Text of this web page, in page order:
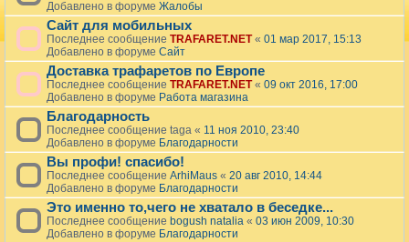
Добавлено в форуме Жалобы
Сайт для мобильных
Последнее сообщение TRAFARET.NET« 01 мар 2017, 15:13
Добавлено в форуме Сайт
Доставка трафаретов по Европе
Последнее сообщение TRAFARET.NET« 09 окт 2016, 17:00
Добавлено в форуме Работа магазина
Благодарность
Последнее сообщение taga « 11 ноя 2010, 23:40
Добавлено в форуме Благодарности
Вы профи! спасибо!
Последнее сообщение ArhiMaus « 20 авг 2010, 14:44
Добавлено в форуме Благодарности
Это именно то,чего не хватало в беседке...
Последнее сообщение bogush natalia « 03 июн 2009, 10:30
Добавлено в форуме Благодарности